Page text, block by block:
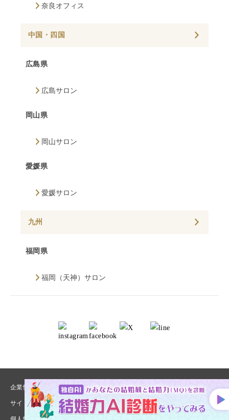
奈良オフィス
中国・四国
広島県
広島サロン
岡山県
岡山サロン
愛媛県
愛媛サロン
九州
福岡県
福岡（天神）サロン
企業情報 恋のビタミン
サイトマップ プレスルーム